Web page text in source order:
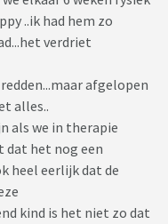
..ik had hem zo
verdriet
afgelopen
alles..
als we in therapie
dat het nog een
heel eerlijk dat de
kind is het niet zo dat